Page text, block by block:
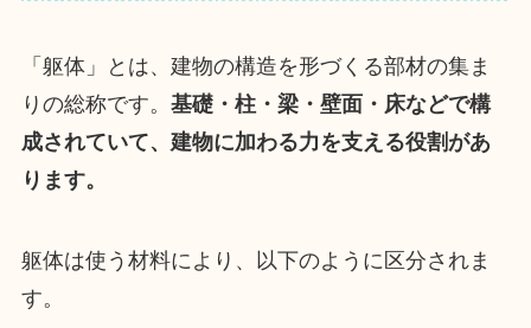
「躯体」とは、建物の構造を形づくる部材の集ま
りの総称です。 基礎・柱・梁・壁面・床などで構
成されていて、建物に加わる力を支える役割があ
ります。
躯体は使う材料により、以下のように区分されま
す。